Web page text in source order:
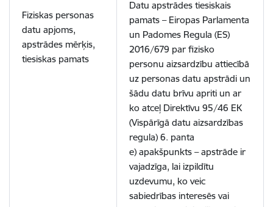
Fiziskas personas
datu apjoms,
apstrādes mērķis,
tiesiskas pamats
Datu apstrādes tiesiskais
pamats – Eiropas Parlamenta
un Padomes Regula (ES)
2016/679 par fizisko
personu aizsardzību attiecībā
uz personas datu apstrādi un
šādu datu brīvu apriti un ar
ko atceļ Direktīvu 95/46 EK
(Vispārīgā datu aizsardzības
regula) 6. panta
e) apakšpunkts – apstrāde ir
vajadzīga, lai izpildītu
uzdevumu, ko veic
sabiedrības interesēs vai